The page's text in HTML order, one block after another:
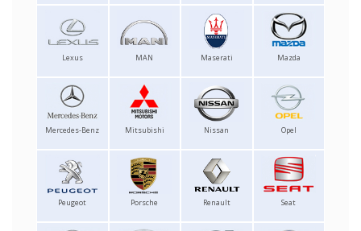
Lexus MAN Maserati Mazda
Mercedes-Benz Mitsubishi Nissan Opel
Peugeot Porsche Renault Seat